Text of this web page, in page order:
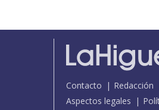
Contacto Redacción
Aspectos legales